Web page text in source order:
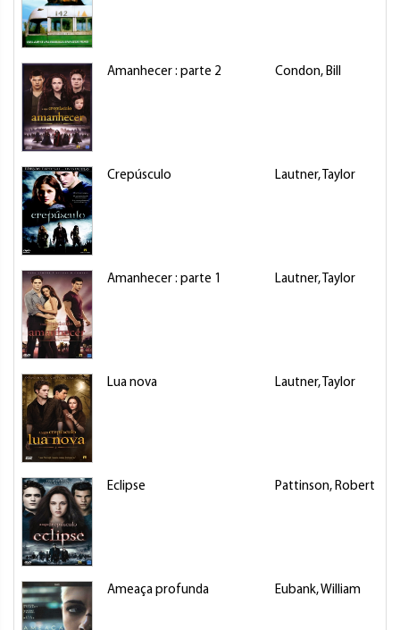
Amanhecer : parte 2 Condon, Bill
Crepúsculo Lautner, Taylor
Amanhecer : parte 1 Lautner, Taylor
Lua nova Lautner, Taylor
Eclipse Pattinson, Robert
Ameaça profunda Eubank, William